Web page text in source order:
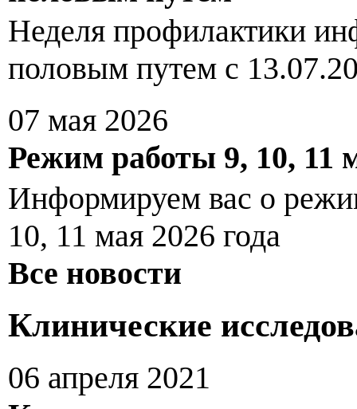
Неделя профилактики
половым путем с
07 мая 2026
Режим работы 9, 10, 11
Информируем вас о
10, 11 мая 2026 года
Все новости
Клинические
06 апреля 2021